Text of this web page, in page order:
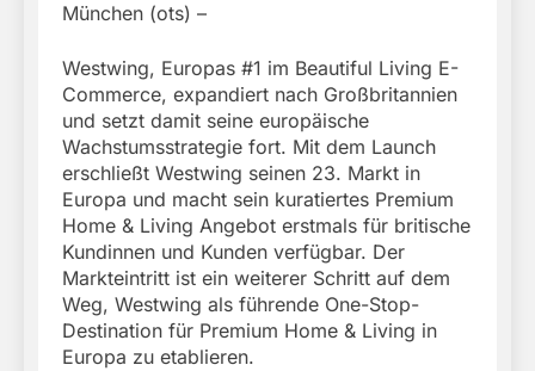
München (ots) –
Westwing, Europas #1 im Beautiful Living E-
Commerce, expandiert nach Großbritannien
und setzt damit seine europäische
Wachstumsstrategie fort. Mit dem Launch
erschließt Westwing seinen 23. Markt in
Europa und macht sein kuratiertes Premium
Home & Living Angebot erstmals für britische
Kundinnen und Kunden verfügbar. Der
Markteintritt ist ein weiterer Schritt auf dem
Weg, Westwing als führende One-Stop-
Destination für Premium Home & Living in
Europa zu etablieren.